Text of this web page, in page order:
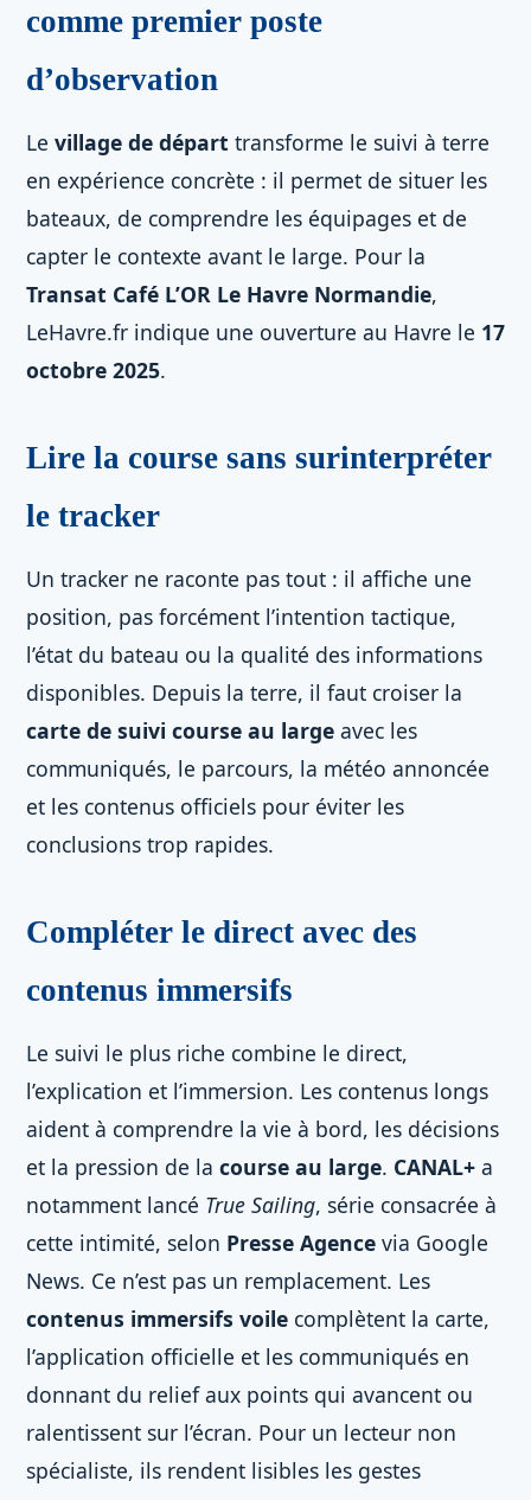
comme premier poste
d’observation
Le village de départ transforme le suivi à terre
en expérience concrète : il permet de situer les
bateaux, de comprendre les équipages et de
capter le contexte avant le large. Pour la
Transat Café L’OR Le Havre Normandie,
LeHavre.fr indique une ouverture au Havre le 17
octobre 2025.
Lire la course sans surinterpréter
le tracker
Un tracker ne raconte pas tout : il affiche une
position, pas forcément l’intention tactique,
l’état du bateau ou la qualité des informations
disponibles. Depuis la terre, il faut croiser la
carte de suivi course au large avec les
communiqués, le parcours, la météo annoncée
et les contenus officiels pour éviter les
conclusions trop rapides.
Compléter le direct avec des
contenus immersifs
Le suivi le plus riche combine le direct,
l’explication et l’immersion. Les contenus longs
aident à comprendre la vie à bord, les décisions
et la pression de la course au large. CANAL+ a
notamment lancé True Sailing, série consacrée à
cette intimité, selon Presse Agence via Google
News. Ce n’est pas un remplacement. Les
contenus immersifs voile complètent la carte,
l’application officielle et les communiqués en
donnant du relief aux points qui avancent ou
ralentissent sur l’écran. Pour un lecteur non
spécialiste, ils rendent lisibles les gestes